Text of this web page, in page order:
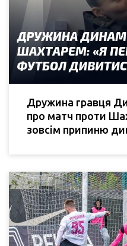
Дружина гравця
про матч проти
зовсім припиню